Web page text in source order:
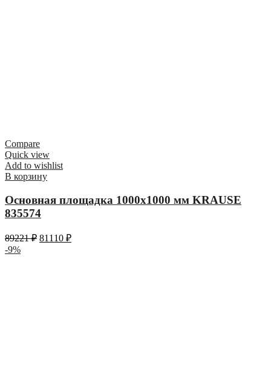
Compare
Quick view
Add to wishlist
В корзину
Основная площадка 1000х1000 мм KRAUSE
835574
89221₽ 81110 ₽
-9%